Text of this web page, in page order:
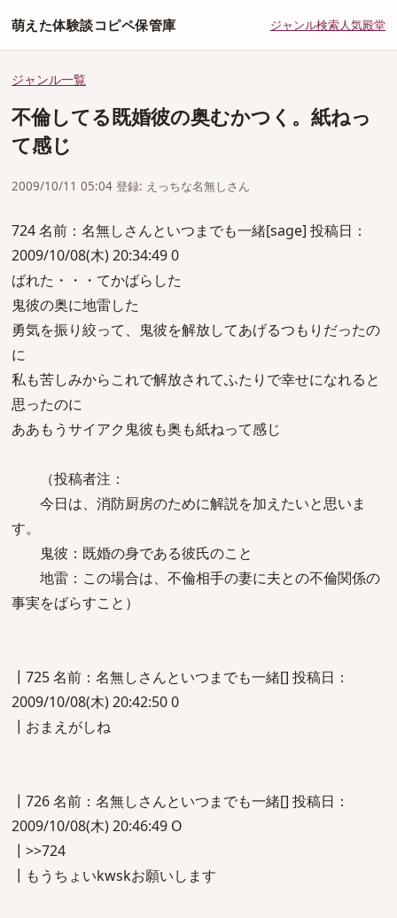
萌えた体験談コピペ保管庫 ジャンル検索人気殿堂
ジャンル一覧
不倫してる既婚彼の奥むかつく。紙ねっ
て感じ
2009/10/11 05:04 登録: えっちな名無しさん
724 名前：名無しさんといつまでも一緒[sage] 投稿日：
2009/10/08(木) 20:34:49 0
ばれた・・・てかばらした
鬼彼の奥に地雷した
勇気を振り絞って、鬼彼を解放してあげるつもりだったの
に
私も苦しみからこれで解放されてふたりで幸せになれると
思ったのに
ああもうサイアク鬼彼も奥も紙ねって感じ
（投稿者注：
今日は、消防厨房のために解説を加えたいと思いま
す。
鬼彼：既婚の身である彼氏のこと
地雷：この場合は、不倫相手の妻に夫との不倫関係の
事実をばらすこと）
┃725 名前：名無しさんといつまでも一緒[] 投稿日：
2009/10/08(木) 20:42:50 0
┃おまえがしね
┃726 名前：名無しさんといつまでも一緒[] 投稿日：
2009/10/08(木) 20:46:49 O
┃>>724
┃もうちょいkwskお願いします